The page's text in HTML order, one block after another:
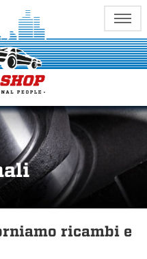
ricambi e